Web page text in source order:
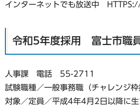
インターネットでも放送中
令和5年度採用 富士市職員
人事課 電話 55-2711
試験職種／一般事務職（チャレンジ枠
対象／定員／平成4年4月2日以降に